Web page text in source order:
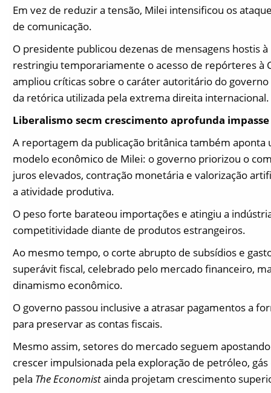
Em vez de reduzir a tensão, Milei intensificou os
de comunicação.
O presidente publicou dezenas de mensagens hostis
restringiu temporariamente o acesso de repórteres à
ampliou críticas sobre o caráter autoritário do
da retórica utilizada pela extrema direita internacional.
Liberalismo secm crescimento aprofunda
A reportagem da publicação britânica também aponta
modelo econômico de Milei: o governo priorizou o
juros elevados, contração monetária e valorização
a atividade produtiva.
O peso forte barateou importações e atingiu a
competitividade diante de produtos estrangeiros.
Ao mesmo tempo, o corte abrupto de subsídios e
superávit fiscal, celebrado pelo mercado financeiro,
dinamismo econômico.
O governo passou inclusive a atrasar pagamentos a
para preservar as contas fiscais.
Mesmo assim, setores do mercado seguem
crescer impulsionada pela exploração de petróleo,
pela The Economistainda projetam crescimento